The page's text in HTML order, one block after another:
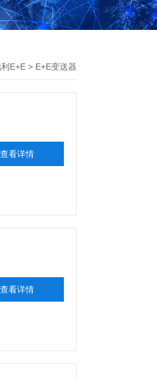
E+E > E+E变送器
查看详情
查看详情